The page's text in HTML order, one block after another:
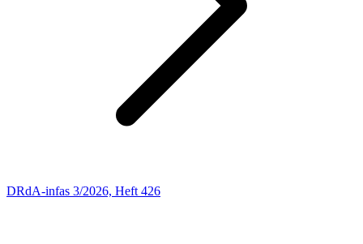
DRdA-infas 3/2026, Heft 426